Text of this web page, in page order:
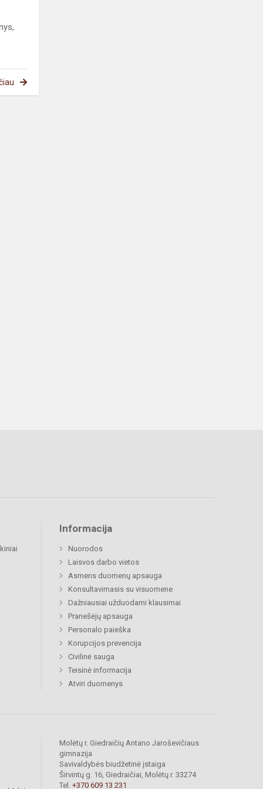
Informacija
Nuorodos
Laisvos darbo vietos
Asmens duomenų apsauga
Konsultavimasis su visuomene
Dažniausiai užduodami klausimai
Pranešėjų apsauga
Personalo paieška
Korupcijos prevencija
Civilinė sauga
Teisinė informacija
Atviri duomenys
Molėtų r. Giedraičių Antano Jaroševičiaus
gimnazija
Savivaldybės biudžetinė įstaiga
Širvintų g. 16, Giedraičiai, Molėtų r. 33274
Tel. +370 609 13 231